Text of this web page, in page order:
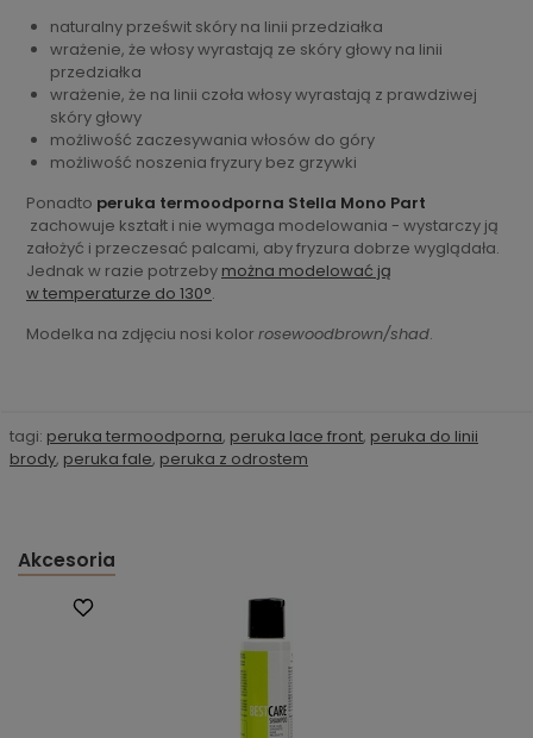
naturalny prześwit skóry na linii przedziałka
wrażenie, że włosy wyrastają ze skóry głowy na linii
przedziałka
wrażenie, że na linii czoła włosy wyrastają z prawdziwej
skóry głowy
możliwość zaczesywania włosów do góry
możliwość noszenia fryzury bez grzywki
Ponadto peruka termoodporna Stella Mono Part
zachowuje kształt i nie wymaga modelowania - wystarczy ją
założyć i przeczesać palcami, aby fryzura dobrze wyglądała.
Jednak w razie potrzeby można modelować ją
w temperaturze do 130°.
Modelka na zdjęciu nosi kolor rosewoodbrown/shad.
tagi: peruka termoodporna, peruka lace front, peruka do linii
brody, peruka fale, peruka z odrostem
Akcesoria